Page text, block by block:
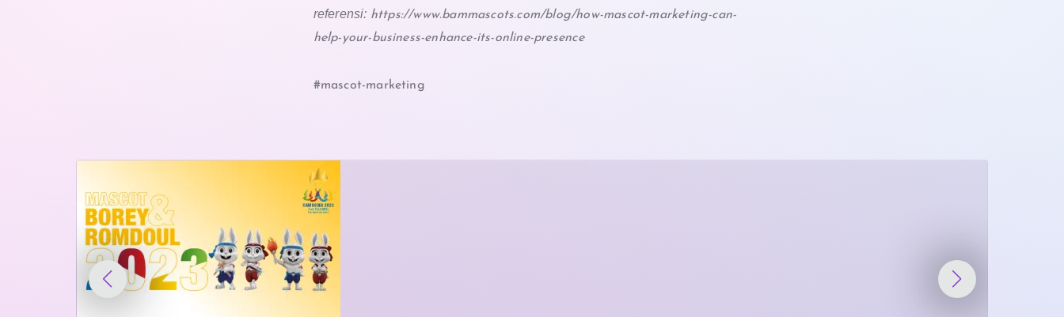
referensi: https://www.bammascots.com/blog/how-mascot-marketing-can-
help-your-business-enhance-its-online-presence
#mascot-marketing